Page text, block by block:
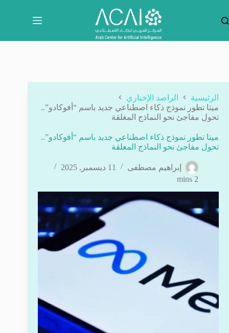
المحتوى
الرئيسية
الراصد الإخباري
ميتا تطور نموذج ذكاء اصطناعي جديد باسم “أفوكادو”..
تحول مفاجئ نحو النماذج المغلقة
ميتا تطور نموذج ذكاء اصطناعي جديد باسم “أفوكادو”..
تحول مفاجئ نحو النماذج المغلقة
إبراهيم مصطفى
11 ديسمبر, 2025
2 mins